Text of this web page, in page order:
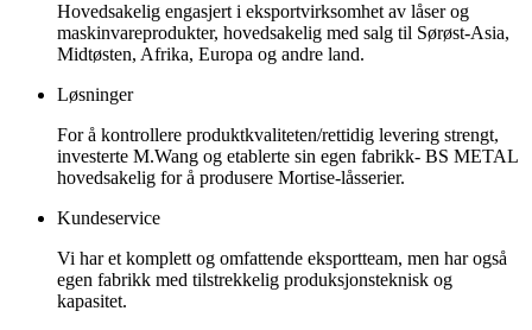
Hovedsakelig engasjert i eksportvirksomhet av låser og
maskinvareprodukter, hovedsakelig med salg til Sørøst-Asia,
Midtøsten, Afrika, Europa og andre land.
Løsninger
For å kontrollere produktkvaliteten/rettidig levering strengt,
investerte M.Wang og etablerte sin egen fabrikk- BS METAL
hovedsakelig for å produsere Mortise-låsserier.
Kundeservice
Vi har et komplett og omfattende eksportteam, men har også
egen fabrikk med tilstrekkelig produksjonsteknisk og
kapasitet.